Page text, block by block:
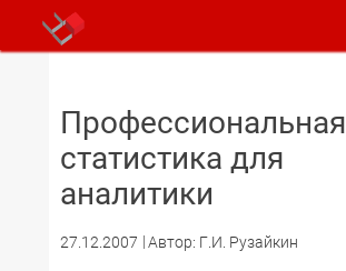
Профессиональная
статистика для
аналитики
27.12.2007 Автор: Г.И. Рузайкин